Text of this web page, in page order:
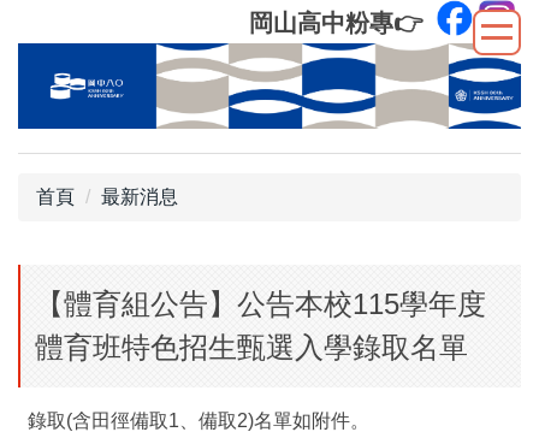
到
內
岡山高中粉專👉
首頁 最新消息
【體育組公告】公告本校115學年度
體育班特色招生甄選入學錄取名單
錄取(含田徑備取1、備取2)名單如附件。